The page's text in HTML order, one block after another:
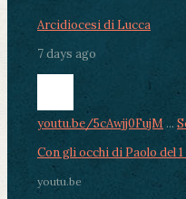
Arcidiocesi di Lucca
7 days ago
youtu.be/5cAwjj0FujM ...
Con gli occhi di Paolo del
youtu.be